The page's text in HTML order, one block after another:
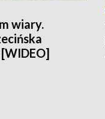
wiary.